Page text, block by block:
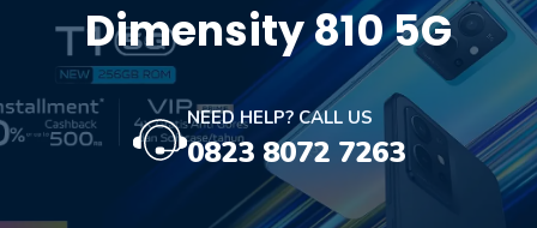
Dimensity 810 5G
NEED HELP? CALL US
0823 8072 7263